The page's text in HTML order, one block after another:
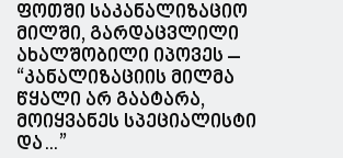
ფოთში საკანალიზაციო
მილში, გარდაცვლილი
ახალშობილი იპოვეს –
“კანალიზაციის მილმა
წყალი არ გაატარა,
მოიყვანეს სპეციალისტი
და…”